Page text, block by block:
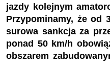
jazdy kolejnym
Przypominamy, że od
surowa sankcja za
ponad 50 km/h
obszarem